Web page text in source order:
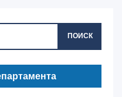
ПОИСК